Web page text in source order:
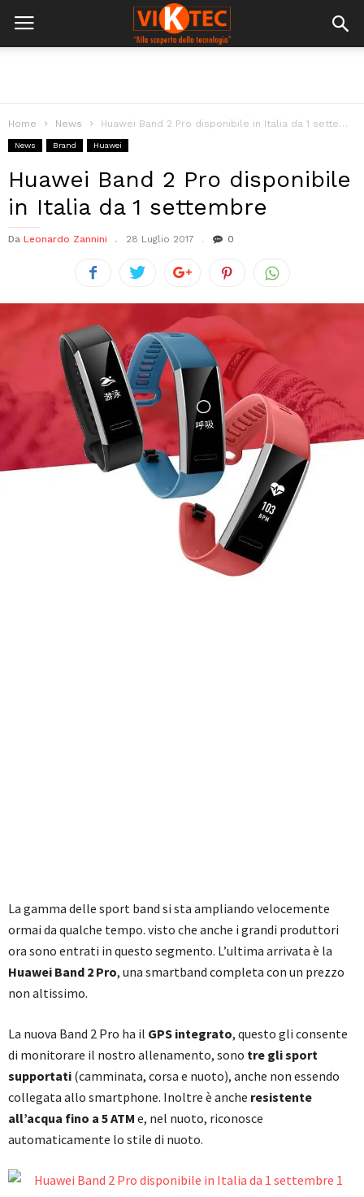
Home News Huawei Band 2 Pro disponibile in Italia da 1 settembre
News Brand Huawei
Huawei Band 2 Pro disponibile
in Italia da 1 settembre
Da Leonardo Zannini 28 Luglio 2017 0
La gamma delle sport band si sta ampliando velocemente
ormai da qualche tempo. visto che anche i grandi produttori
ora sono entrati in questo segmento. L’ultima arrivata è la
Huawei Band 2 Pro, una smartband completa con un prezzo
non altissimo.
La nuova Band 2 Pro ha il GPS integrato, questo gli consente
di monitorare il nostro allenamento, sono tre gli sport
supportati (camminata, corsa e nuoto), anche non essendo
collegata allo smartphone. Inoltre è anche resistente
all’acqua fino a 5 ATM e, nel nuoto, riconosce
automaticamente lo stile di nuoto.